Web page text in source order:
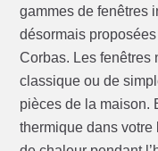
gammes de fenêtres
désormais
Corbas. Les fenêtres
classique ou de
pièces de la maison.
thermique dans